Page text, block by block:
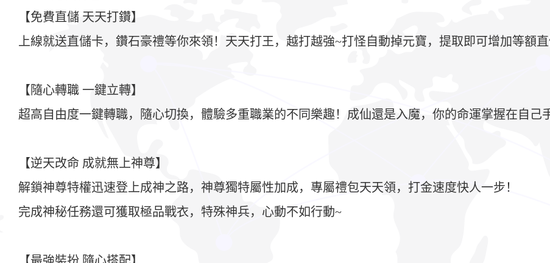
【免費直儲 天天打鑽】
上線就送直儲卡，鑽石豪禮等你來領！天天打王，越打越強~打怪自動掉元寶，提取即可增加等額
【隨心轉職 一鍵立轉】
超高自由度一鍵轉職，隨心切換，體驗多重職業的不同樂趣！成仙還是入魔，你的命運掌握在自己
【逆天改命 成就無上神尊】
解鎖神尊特權迅速登上成神之路，神尊獨特屬性加成，專屬禮包天天領，打金速度快人一步！
完成神秘任務還可獲取極品戰衣，特殊神兵，心動不如行動~